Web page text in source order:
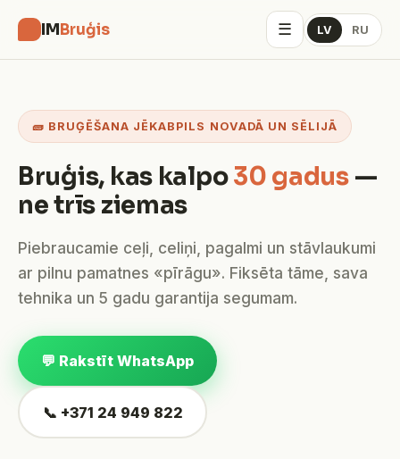
IMBruģis ☰ LV RU
🧱 BRUĢĒŠANA JĒKABPILS NOVADĀ UN SĒLIJĀ
Bruģis, kas kalpo30 gadus—
ne trīs ziemas
Piebraucamie ceļi, celiņi, pagalmi un stāvlaukumi
ar pilnu pamatnes «pīrāgu». Fiksēta tāme, sava
tehnika un 5 gadu garantija segumam.
💬 Rakstīt WhatsApp
📞 +371 24 949 822